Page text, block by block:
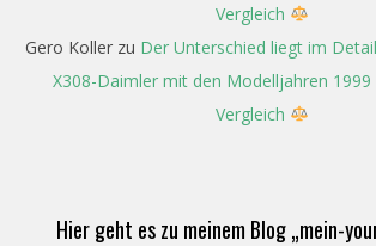
Vergleich
Gero Kollerzu Der Unterschied liegt im
X308-Daimler mit den Modelljahren 1999
Vergleich
Hier geht es zu meinem Blog „mein-